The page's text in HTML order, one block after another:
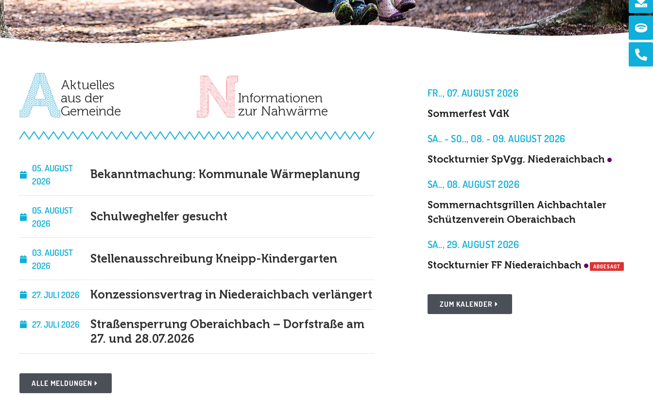
Aktuelles
aus der
Gemeinde
Informationen
zur Nahwärme
05. AUGUST
2026
Bekanntmachung: Kommunale Wärmeplanung
05. AUGUST
2026
Schulweghelfer gesucht
03. AUGUST
2026
Stellenausschreibung Kneipp-Kindergarten
27. JULI 2026 Konzessionsvertrag in Niederaichbach verlängert
27. JULI 2026
Straßensperrung Oberaichbach – Dorfstraße am
27. und 28.07.2026
ALLE MELDUNGEN
FR.., 07. AUGUST 2026
Sommerfest VdK
SA.. - SO.., 08. - 09. AUGUST 2026
Stockturnier SpVgg. Niederaichbach
SA.., 08. AUGUST 2026
Sommernachtsgrillen Aichbachtaler
Schützenverein Oberaichbach
SA.., 29. AUGUST 2026
Stockturnier FF Niederaichbach ABGESAGT
ZUM KALENDER
alt